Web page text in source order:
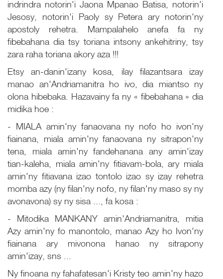
indrindra notorin'i Jaona Mpanao Batisa, notorin'i
Jesosy, notorin'i Paoly sy Petera ary notorin'ny
apostoly rehetra. Mampalahelo anefa fa ny
fibebahana dia tsy toriana intsony ankehitriny, tsy
zara raha toriana akory aza !!!
Etsy an-danin'izany kosa, ilay filazantsara izay
manao an'Andriamanitra ho ivo, dia miantso ny
olona hibebaka. Hazavainy fa ny « fibebahana » dia
midika hoe :
- MIALA amin'ny fanaovana ny nofo ho ivon'ny
fiainana, miala amin'ny fanaovana ny sitrapon'ny
tena, miala amin'ny fandehanana any amin'izay
tian-kaleha, miala amin'ny fitiavam-bola, ary miala
amin'ny fitiavana izao tontolo izao sy izay rehetra
momba azy (ny filan'ny nofo, ny filan'ny maso sy ny
avonavona) sy ny sisa ..., fa kosa :
- Mitodika MANKANY amin'Andriamanitra, mitia
Azy amin'ny fo manontolo, manao Azy ho Ivon'ny
fiainana ary mivonona hanao ny sitrapony
amin'izay, sns ...
Ny finoana ny fahafatesan'i Kristy teo amin'ny hazo